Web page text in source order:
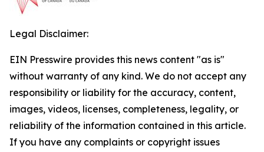
Legal Disclaimer:
EIN Presswire provides this news content "as is"
without warranty of any kind. We do not accept any
responsibility or liability for the accuracy, content,
images, videos, licenses, completeness, legality, or
reliability of the information contained in this article.
If you have any complaints or copyright issues